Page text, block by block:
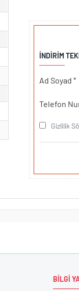
İNDIRIM
Ad Soyad
Telefon
Gizlilik
BILGI